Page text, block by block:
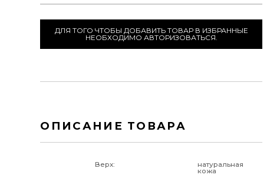
ДЛЯ ТОГО ЧТОБЫ ДОБАВИТЬ ТОВАР В ИЗБРАННЫЕ
НЕОБХОДИМО АВТОРИЗОВАТЬСЯ.
ОПИСАНИЕ ТОВАРА
Верх: натуральная
кожа